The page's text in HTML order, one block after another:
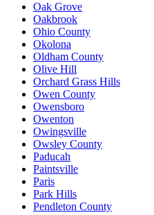
Oak Grove
Oakbrook
Ohio County
Okolona
Oldham County
Olive Hill
Orchard Grass Hills
Owen County
Owensboro
Owenton
Owingsville
Owsley County
Paducah
Paintsville
Paris
Park Hills
Pendleton County